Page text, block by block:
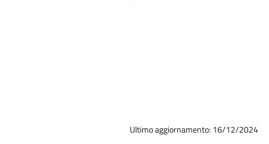
Ultimo aggiornamento: 16/12/2024